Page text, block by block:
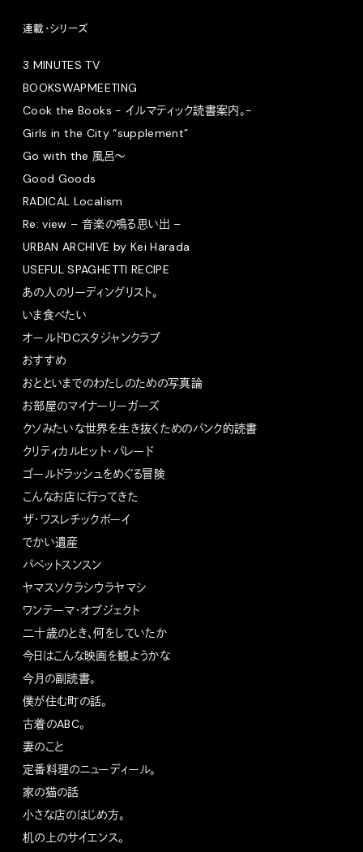
連載・シリーズ
3 MINUTES TV
BOOKSWAPMEETING
Cook the Books - イルマティック読書案内。-
Girls in the City “supplement”
Go with the 風呂〜
Good Goods
RADICAL Localism
Re: view – 音楽の鳴る思い出 –
URBAN ARCHIVE by Kei Harada
USEFUL SPAGHETTI RECIPE
あの人のリーディングリスト。
いま食べたい
オールドDCスタジャンクラブ
おすすめ
おとといまでのわたしのための写真論
お部屋のマイナーリーガーズ
クソみたいな世界を生き抜くためのパンク的読書
クリティカルヒット・パレード
ゴールドラッシュをめぐる冒険
こんなお店に行ってきた
ザ・ワスレチックボーイ
でかい遺産
パペットスンスン
ヤマスソクラシウラヤマシ
ワンテーマ・オブジェクト
二十歳のとき、何をしていたか
今日はこんな映画を観ようかな
今月の副読書。
僕が住む町の話。
古着のABC。
妻のこと
定番料理のニューディール。
家の猫の話
小さな店のはじめ方。
机の上のサイエンス。